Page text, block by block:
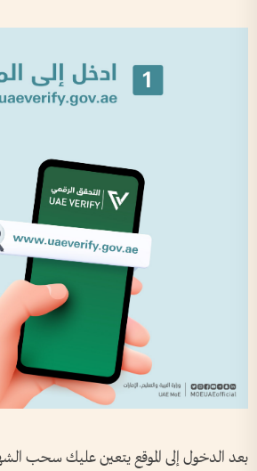
بعد الدخول إلى الموقع يتعين عليك سحب